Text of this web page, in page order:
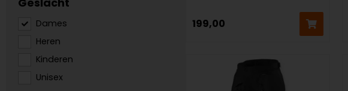
Dames
Heren
Kinderen
Unisex
199,00